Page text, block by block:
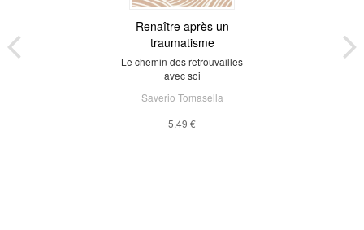
Renaître après un
traumatisme
Le chemin des retrouvailles
avec soi
Saverio Tomasella
5,49 €